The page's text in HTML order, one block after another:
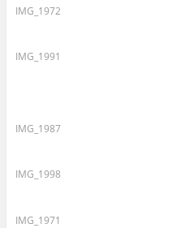
IMG_1972
IMG_1991
IMG_1987
IMG_1998
IMG_1971